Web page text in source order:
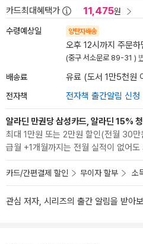
카드최대혜택가 11,475원
수령예상일 양탄자배송
오후 12시까지 주문하
(중구 서소문로 89-31 )
배송료 유료 (도서 1만5천원
전자책 전자책 출간알림 신청
알라딘 만권당 삼성카드, 알라딘 15%
최대 1만원 또는 2만원 할인(전월 30
급월 +1개월까지는 전월 실적이 없어
카드/간편결제 할인 무이자 할부 소
관심 저자, 시리즈의 출간 알림을 받아